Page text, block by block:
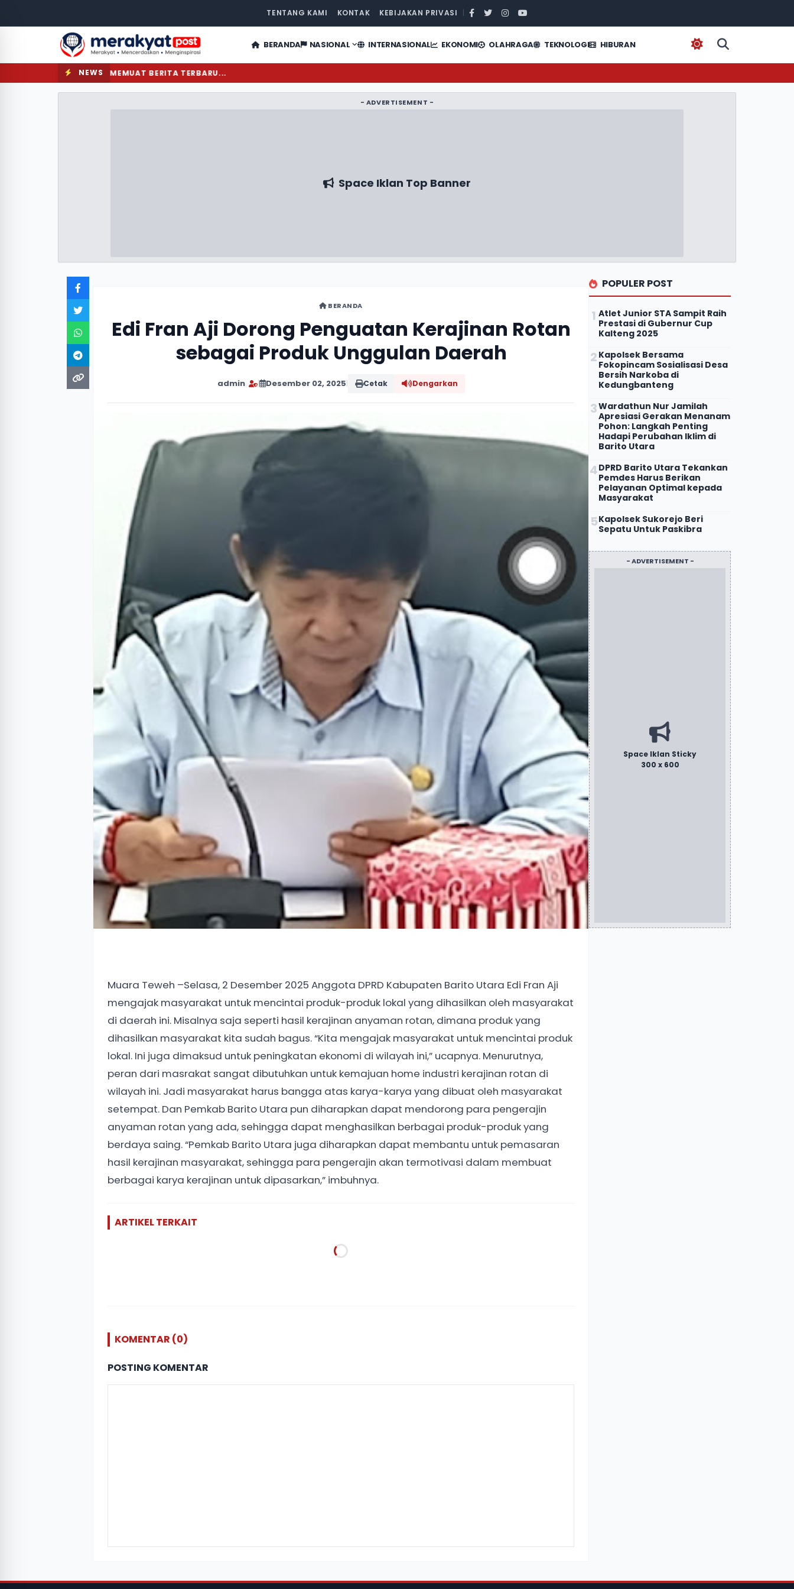
TENTANG KAMI KONTAK KEBIJAKAN PRIVASI
BERANDA NASIONAL INTERNASIONAL EKONOMI OLAHRAGA TEKNOLOGI HIBURAN
NEWS MEMUAT BERITA TERBARU...
- ADVERTISEMENT -
Space Iklan Top Banner
BERANDA
Edi Fran Aji Dorong Penguatan Kerajinan Rotan
sebagai Produk Unggulan Daerah
admin | Desember 02, 2025 Cetak Dengarkan
Muara Teweh –Selasa, 2 Desember 2025 Anggota DPRD Kabupaten Barito Utara Edi Fran Aji
mengajak masyarakat untuk mencintai produk-produk lokal yang dihasilkan oleh masyarakat
di daerah ini. Misalnya saja seperti hasil kerajinan anyaman rotan, dimana produk yang
dihasilkan masyarakat kita sudah bagus. “Kita mengajak masyarakat untuk mencintai produk
lokal. Ini juga dimaksud untuk peningkatan ekonomi di wilayah ini,” ucapnya. Menurutnya,
peran dari masrakat sangat dibutuhkan untuk kemajuan home industri kerajinan rotan di
wilayah ini. Jadi masyarakat harus bangga atas karya-karya yang dibuat oleh masyarakat
setempat. Dan Pemkab Barito Utara pun diharapkan dapat mendorong para pengerajin
anyaman rotan yang ada, sehingga dapat menghasilkan berbagai produk-produk yang
berdaya saing. “Pemkab Barito Utara juga diharapkan dapat membantu untuk pemasaran
hasil kerajinan masyarakat, sehingga para pengerajin akan termotivasi dalam membuat
berbagai karya kerajinan untuk dipasarkan,” imbuhnya.
ARTIKEL TERKAIT
KOMENTAR (0)
POSTING KOMENTAR
POPULER POST
Atlet Junior STA Sampit Raih
Prestasi di Gubernur Cup
Kalteng 2025
Kapolsek Bersama
Fokopincam Sosialisasi Desa
Bersih Narkoba di
Kedungbanteng
Wardathun Nur Jamilah
Apresiasi Gerakan Menanam
Pohon: Langkah Penting
Hadapi Perubahan Iklim di
Barito Utara
DPRD Barito Utara Tekankan
Pemdes Harus Berikan
Pelayanan Optimal kepada
Masyarakat
Kapolsek Sukorejo Beri
Sepatu Untuk Paskibra
- ADVERTISEMENT -
Space Iklan Sticky
300 x 600